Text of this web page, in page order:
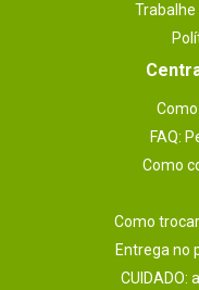
Trabalhe
FAQ:
Como
Como
Entrega no
CUIDADO: